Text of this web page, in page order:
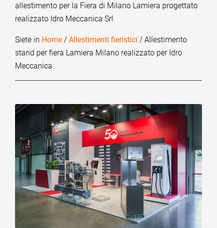
allestimento per la Fiera di Milano Lamiera progettato
realizzato Idro Meccanica Srl
Siete in Home /Allestimenti fieristici / Allestimento
stand per fiera Lamiera Milano realizzato per Idro
Meccanica